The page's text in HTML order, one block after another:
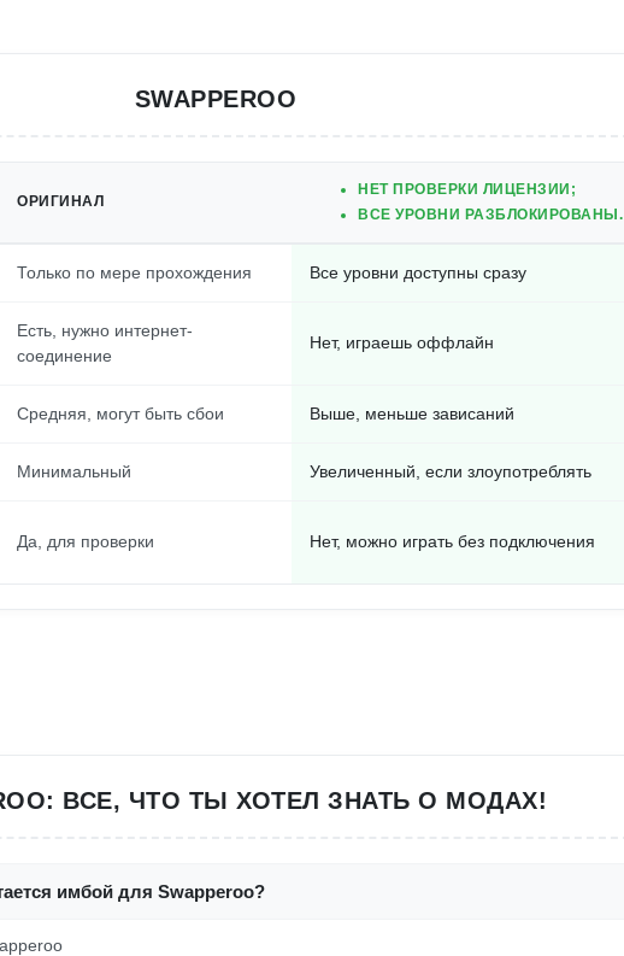
SWAPPEROO
ОРИГИНАЛ
НЕТ ПРОВЕРКИ ЛИЦЕНЗИИ;
ВСЕ УРОВНИ РАЗБЛОКИРОВАНЫ.
Только по мере прохождения Все уровни доступны сразу
Есть, нужно интернет-
соединение
Нет, играешь оффлайн
Средняя, могут быть сбои Выше, меньше зависаний
Минимальный Увеличенный, если злоупотреблять
Да, для проверки Нет, можно играть без подключения
ВСЕ, ЧТО ТЫ ХОТЕЛ ЗНАТЬ О МОДАХ!
имбой для Swapperoo?